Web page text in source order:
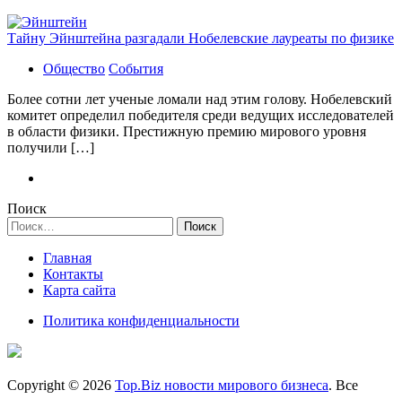
Тайну Эйнштейна разгадали Нобелевские лауреаты по физике
Общество События
Более сотни лет ученые ломали над этим голову. Нобелевский
комитет определил победителя среди ведущих исследователей
в области физики. Престижную премию мирового уровня
получили […]
Поиск
Найти:
Главная
Контакты
Карта сайта
Политика конфиденциальности
Copyright © 2026 Top.Biz новости мирового бизнеса. Все